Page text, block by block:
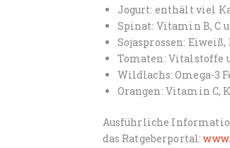
Jogurt: enthält viel
Spinat: Vitamin B, C
Sojasprossen:
Tomaten: Vitalstoffe
Wildlachs: Omega-3
Orangen: Vitamin C,
Ausführliche
das Ratgeberportal: